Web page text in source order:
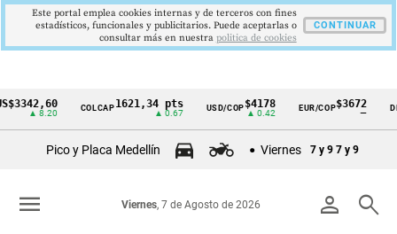
Cintillo
Colombia
COLCAP1621,34 pts USD/COP$4178
▲ 0.42
EUR/COP$3672
—
Pico y Placa Medellín Viernes 7 y 9 7 y 9
person search
Viernes, 7 de Agosto de 2026
menu
Este portal emplea cookies internas y de terceros con fines
estadísticos, funcionales y publicitarios. Puede aceptarlas o
consultar más en nuestra politica de cookies
CONTINUAR